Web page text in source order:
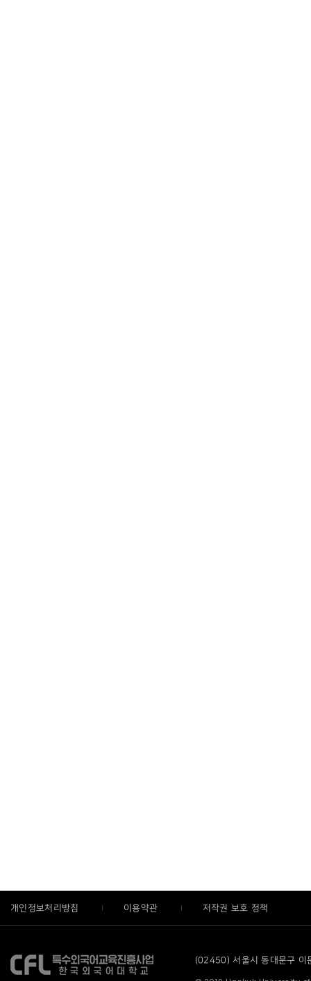
개인정보처리방침 이용약관 저작권 보호 정책
(02450) 서울시 동대문구